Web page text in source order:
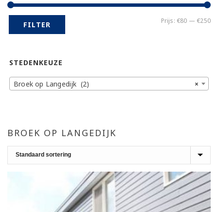
BROEK OP LANGEDIJK
FILTER Prijs: €80 —€250
STEDENKEUZE
×
Broek op Langedijk (2)